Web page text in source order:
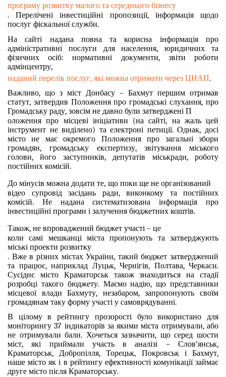
програму розвитку малого та середнього бізнесу
. Перелічені інвестиційні пропозиції, інформація щодо
послуг фіскальної служби.
На сайті надана повна та корисна інформація про
адміністративні послуги для населення, юридичних та
фізичних осіб: нормативні документи, звіти роботи
адмінцентру,
наданий перелік послуг, які можна отримати через ЦНАП.
Важливо, що з міст Донбасу – Бахмут першим отримав
статут, затвердив Положення про громадські слухання, про
Громадську раду, зовсім не давно були затверджені П
оложення про місцеві ініціативи (на сайті, на жаль цей
інструмент не виділено) та електроні петиції. Однак, досі
місто не має окремого Положення про загальні збори
громадян, громадську експертизу, звітування міського
голови, його заступників, депутатів міськради, роботу
постійних комісій.
До мінусів можна додати те, що поки ще не організований
відео супровід засідань ради, виконкому та постійних
комісій. Не надана систематизована інформація про
інвестиційні програми і залучення бюджетних коштів.
Також, не впроваджений бюджет участі – це
коли самі мешканці міста пропонують та затверджують
міські проекти розвитку
. Вже в різних містах України, такий бюджет затверджений
та працює, наприклад Луцьк, Чернігів, Полтава, Черкаси.
Сусіднє місто Краматорськ також знаходиться на стадії
розробці такого бюджету. Маємо надію, що представники
місцевої влади Бахмуту, незабаром, запропонують своїм
громадянам таку форму участі у самоврядуванні.
В цілому в рейтингу прозорості було використано для
моніторингу 37 індикаторів за якими міста отримували, або
не отримували бали. Хочеться зазначити, що серед шости
міст, які приймали участь в аналізі – Слов’янськ,
Краматорськ, Добропілля, Торецьк, Покровськ і Бахмут,
наше місто як і в рейтингу ефективності комунікації займає
друге місто після Краматорську.